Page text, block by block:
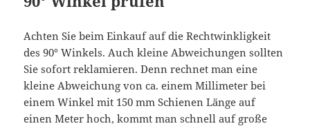
Achten Sie beim Einkauf auf die Rechtwinkligkeit
des 90° Winkels. Auch kleine Abweichungen sollten
Sie sofort reklamieren. Denn rechnet man eine
kleine Abweichung von ca. einem Millimeter bei
einem Winkel mit 150 mm Schienen Länge auf
einen Meter hoch, kommt man schnell auf große